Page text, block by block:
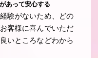
あって安心する
験がないため、どの
客様に喜んでいただ
いところなどわから